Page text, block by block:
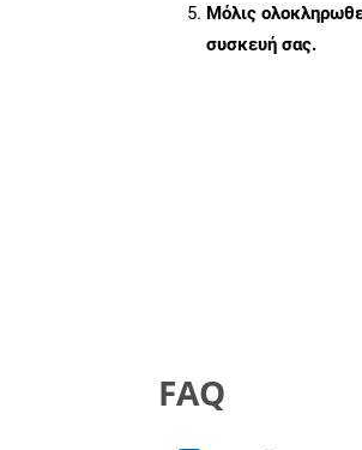
Μόλις
συσκευή σας.
FAQ